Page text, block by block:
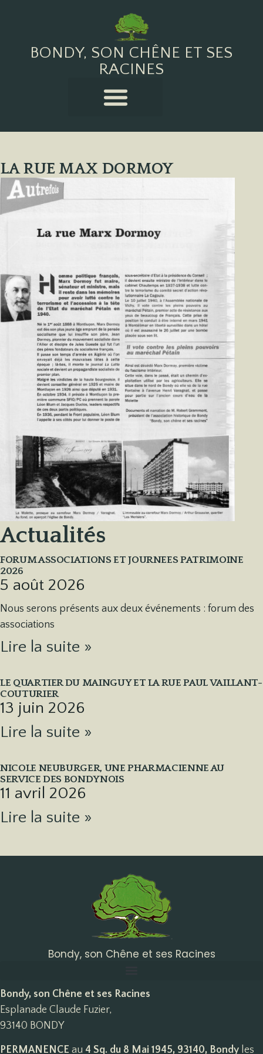
BONDY, SON CHÊNE ET SES
RACINES
LA RUE MAX DORMOY
Actualités
FORUM ASSOCIATIONS ET JOURNEES PATRIMOINE
2026
5 août 2026
Nous serons présents aux deux événements : forum des
associations
Lire la suite »
LE QUARTIER DU MAINGUY ET LA RUE PAUL VAILLANT-
COUTURIER
13 juin 2026
Lire la suite »
NICOLE NEUBURGER, UNE PHARMACIENNE AU
SERVICE DES BONDYNOIS
11 avril 2026
Lire la suite »
Bondy, son Chêne et ses Racines
Bondy, son Chêne et ses Racines
Esplanade Claude Fuzier,
93140 BONDY
PERMANENCE au 4 Sq. du 8 Mai 1945, 93140, Bondy les